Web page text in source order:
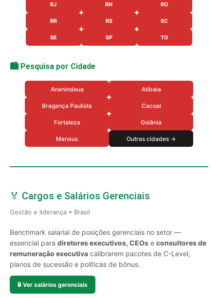
RJ RN RO
RR RS SC
SE SP TO
🏙️ Pesquisa por Cidade
Ananindeua Atibaia
Bragança Paulista Cacoal
Fortaleza Goiânia
Manaus Outras cidades →
🏅 Cargos e Salários Gerenciais
Gestão e liderança • Brasil
Benchmark salarial de posições gerenciais no setor —
essencial para diretores executivos, CEOs e consultores de
remuneração executiva calibrarem pacotes de C-Level,
planos de sucessão e políticas de bônus.
🔒 Ver salários gerenciais